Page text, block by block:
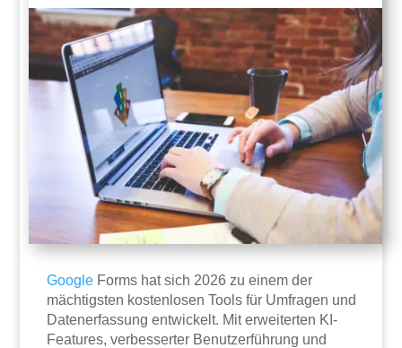
Google Forms hat sich 2026 zu einem der
mächtigsten kostenlosen Tools für Umfragen und
Datenerfassung entwickelt. Mit erweiterten KI-
Features, verbesserter Benutzerführung und